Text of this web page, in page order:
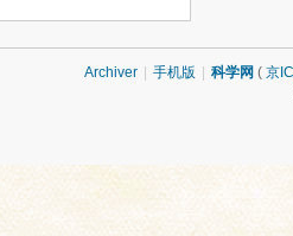
Archiver 手机版 科学网 ( 京